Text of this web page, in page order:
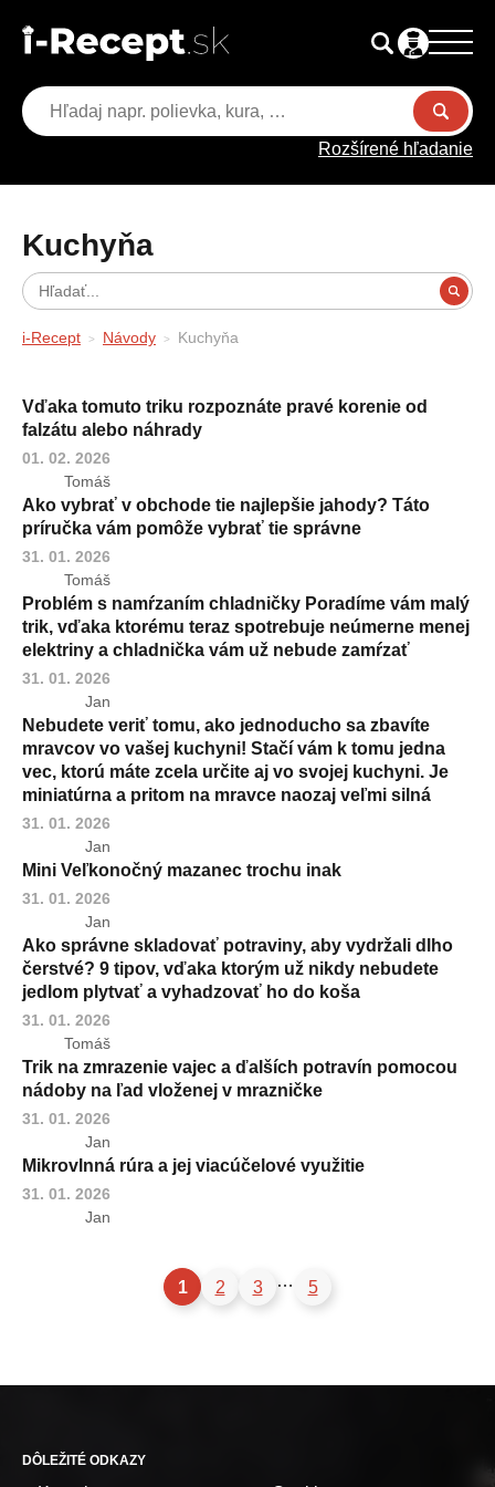
Rozšírené hľadanie
Kuchyňa
i-Recept Návody Kuchyňa
Vďaka tomuto triku rozpoznáte pravé korenie od
falzátu alebo náhrady
01. 02. 2026
Tomáš
Ako vybrať v obchode tie najlepšie jahody? Táto
príručka vám pomôže vybrať tie správne
31. 01. 2026
Tomáš
Problém s namŕzaním chladničky Poradíme vám malý
trik, vďaka ktorému teraz spotrebuje neúmerne menej
elektriny a chladnička vám už nebude zamŕzať
31. 01. 2026
Jan
Nebudete veriť tomu, ako jednoducho sa zbavíte
mravcov vo vašej kuchyni! Stačí vám k tomu jedna
vec, ktorú máte zcela určite aj vo svojej kuchyni. Je
miniatúrna a pritom na mravce naozaj veľmi silná
31. 01. 2026
Jan
Mini Veľkonočný mazanec trochu inak
31. 01. 2026
Jan
Ako správne skladovať potraviny, aby vydržali dlho
čerstvé? 9 tipov, vďaka ktorým už nikdy nebudete
jedlom plytvať a vyhadzovať ho do koša
31. 01. 2026
Tomáš
Trik na zmrazenie vajec a ďalších potravín pomocou
nádoby na ľad vloženej v mrazničke
31. 01. 2026
Jan
Mikrovlnná rúra a jej viacúčelové využitie
31. 01. 2026
Jan
1 2 3 … 5
DÔLEŽITÉ ODKAZY